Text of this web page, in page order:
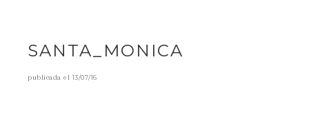
SANTA_MONICA
publicada el13/07/16